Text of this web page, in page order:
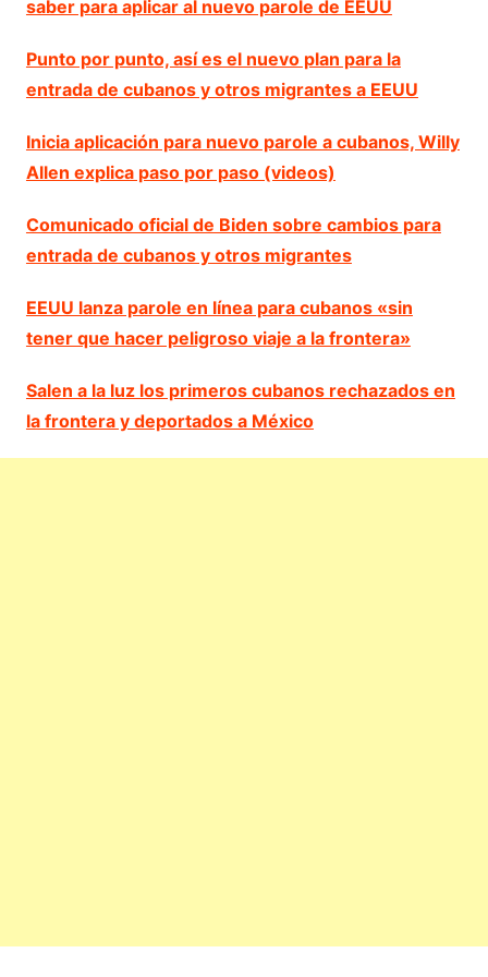
saber para aplicar al nuevo parole de EEUU
Punto por punto, así es el nuevo plan para la
entrada de cubanos y otros migrantes a EEUU
Inicia aplicación para nuevo parole a cubanos, Willy
Allen explica paso por paso (videos)
Comunicado oficial de Biden sobre cambios para
entrada de cubanos y otros migrantes
EEUU lanza parole en línea para cubanos «sin
tener que hacer peligroso viaje a la frontera»
Salen a la luz los primeros cubanos rechazados en
la frontera y deportados a México